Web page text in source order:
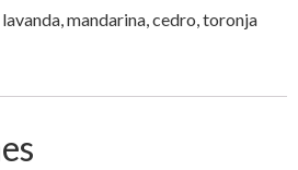
mandarina, cedro, toronja